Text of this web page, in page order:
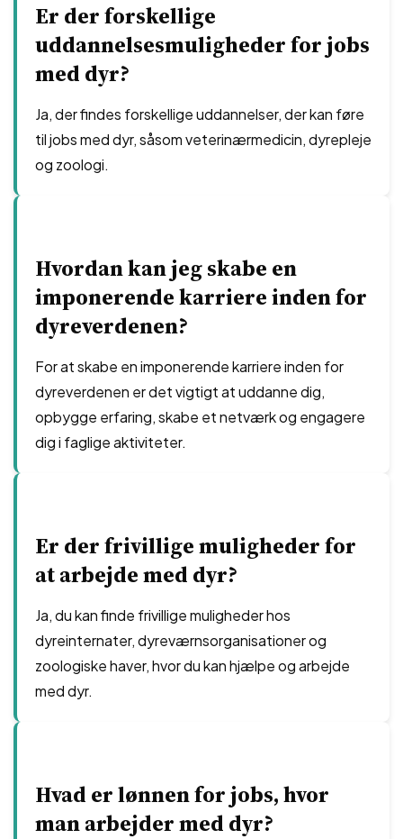
Er der forskellige
uddannelsesmuligheder for jobs
med dyr?
Ja, der findes forskellige uddannelser, der kan føre
til jobs med dyr, såsom veterinærmedicin, dyrepleje
og zoologi.
Hvordan kan jeg skabe en
imponerende karriere inden for
dyreverdenen?
For at skabe en imponerende karriere inden for
dyreverdenen er det vigtigt at uddanne dig,
opbygge erfaring, skabe et netværk og engagere
dig i faglige aktiviteter.
Er der frivillige muligheder for
at arbejde med dyr?
Ja, du kan finde frivillige muligheder hos
dyreinternater, dyreværnsorganisationer og
zoologiske haver, hvor du kan hjælpe og arbejde
med dyr.
Hvad er lønnen for jobs, hvor
man arbejder med dyr?